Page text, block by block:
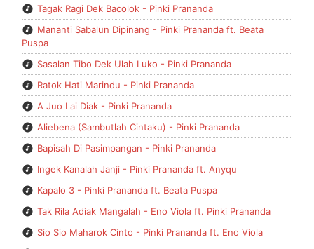
Tagak Ragi Dek Bacolok - Pinki Prananda
Mananti Sabalun Dipinang - Pinki Prananda ft. Beata
Puspa
Sasalan Tibo Dek Ulah Luko - Pinki Prananda
Ratok Hati Marindu - Pinki Prananda
A Juo Lai Diak - Pinki Prananda
Aliebena (Sambutlah Cintaku) - Pinki Prananda
Bapisah Di Pasimpangan - Pinki Prananda
Ingek Kanalah Janji - Pinki Prananda ft. Anyqu
Kapalo 3 - Pinki Prananda ft. Beata Puspa
Tak Rila Adiak Mangalah - Eno Viola ft. Pinki Prananda
Sio Sio Maharok Cinto - Pinki Prananda ft. Eno Viola